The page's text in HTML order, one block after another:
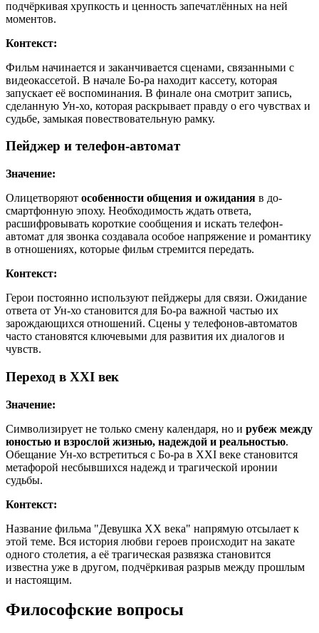
подчёркивая хрупкость и ценность запечатлённых на ней
моментов.
Контекст:
Фильм начинается и заканчивается сценами, связанными с
видеокассетой. В начале Бо-ра находит кассету, которая
запускает её воспоминания. В финале она смотрит запись,
сделанную Ун-хо, которая раскрывает правду о его чувствах и
судьбе, замыкая повествовательную рамку.
Пейджер и телефон-автомат
Значение:
Олицетворяют особенности общения и ожидания в до-
смартфонную эпоху. Необходимость ждать ответа,
расшифровывать короткие сообщения и искать телефон-
автомат для звонка создавала особое напряжение и романтику
в отношениях, которые фильм стремится передать.
Контекст:
Герои постоянно используют пейджеры для связи. Ожидание
ответа от Ун-хо становится для Бо-ра важной частью их
зарождающихся отношений. Сцены у телефонов-автоматов
часто становятся ключевыми для развития их диалогов и
чувств.
Переход в XXI век
Значение:
Символизирует не только смену календаря, но и рубеж между
юностью и взрослой жизнью, надеждой и реальностью.
Обещание Ун-хо встретиться с Бо-ра в XXI веке становится
метафорой несбывшихся надежд и трагической иронии
судьбы.
Контекст:
Название фильма "Девушка XX века" напрямую отсылает к
этой теме. Вся история любви героев происходит на закате
одного столетия, а её трагическая развязка становится
известна уже в другом, подчёркивая разрыв между прошлым
и настоящим.
Философские вопросы